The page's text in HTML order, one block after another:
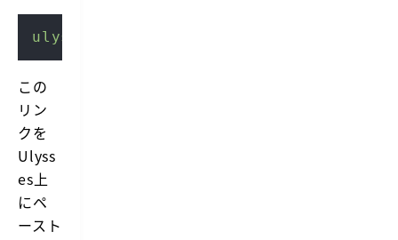
ulysses
この
リン
クを
Ulyss
es上
にペ
ースト